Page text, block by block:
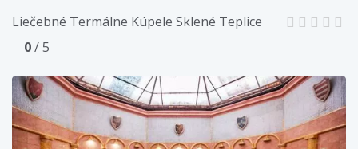
Liečebné Termálne Kúpele Sklené Teplice
0/ 5